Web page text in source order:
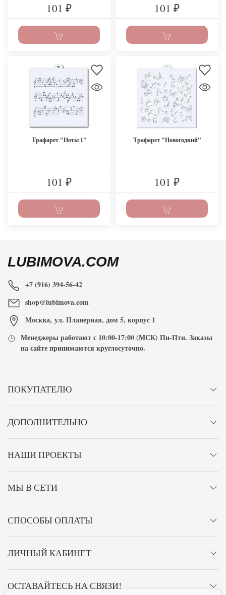
101 ₽ 101 ₽
Трафарет "Ноты 1"
101 ₽
Трафарет "Новогодний"
101 ₽
LUBIMOVA.COM
+7 (916) 394-56-42
shop@lubimova.com
Москва, ул. Планерная, дом 5, корпус 1
Менеджеры работают с 10:00-17:00(МСК) Пн-Птн. Заказы
на сайте принимаются круглосуточно.
ПОКУПАТЕЛЮ
ДОПОЛНИТЕЛЬНО
НАШИ ПРОЕКТЫ
МЫ В СЕТИ
СПОСОБЫ ОПЛАТЫ
ЛИЧНЫЙ КАБИНЕТ
ОСТАВАЙТЕСЬ НА СВЯЗИ!